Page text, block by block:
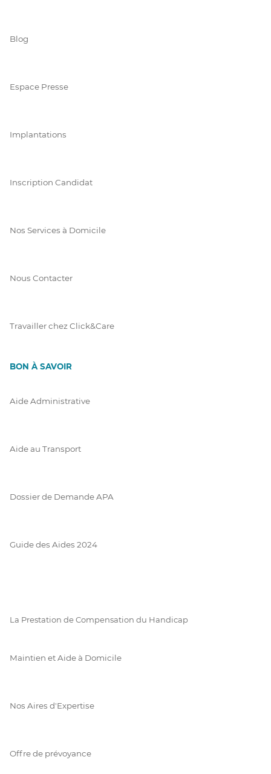
Blog
Espace Presse
Implantations
Inscription Candidat
Nos Services à Domicile
Nous Contacter
Travailler chez Click&Care
BON À SAVOIR
Aide Administrative
Aide au Transport
Dossier de Demande APA
Guide des Aides 2024
La Prestation de Compensation du Handicap
Maintien et Aide à Domicile
Nos Aires d'Expertise
Offre de prévoyance